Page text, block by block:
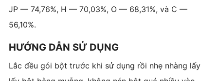
JP — 74,76%, H — 70,03%, O — 68,31%, và C —
56,10%.
HƯỚNG DẪN SỬ DỤNG
Lắc đều gói bột trước khi sử dụng rồi nhẹ nhàng lấy